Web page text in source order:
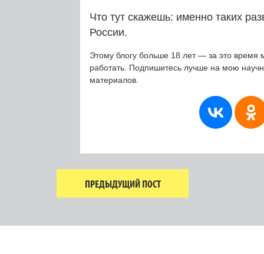
Что тут скажешь: именно таких
России.
Этому блогу больше 18 лет — за это время
работать. Подпишитесь лучше на мою
материалов.
ПРЕДЫДУЩИЙ ПОСТ